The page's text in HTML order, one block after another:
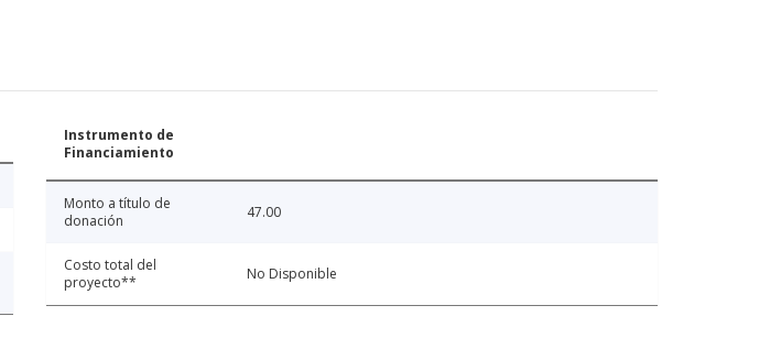
Instrumento de
Financiamiento
Monto a título de
donación
47.00
Costo total del
proyecto**
No Disponible